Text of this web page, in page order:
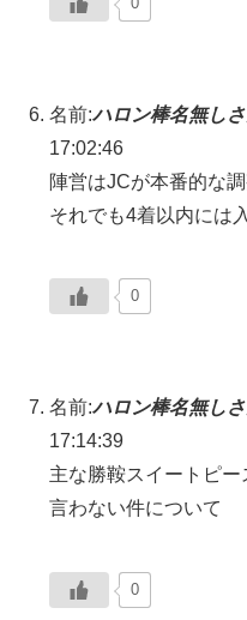
名前:ハロン棒名無し
17:02:46
陣営はJCが本番的な
それでも4着以内には
0
名前:ハロン棒名無し
17:14:39
主な勝鞍スイートピ
言わない件について
0